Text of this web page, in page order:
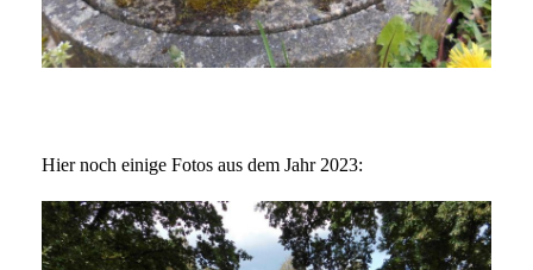
Hier noch einige Fotos aus dem Jahr 2023: